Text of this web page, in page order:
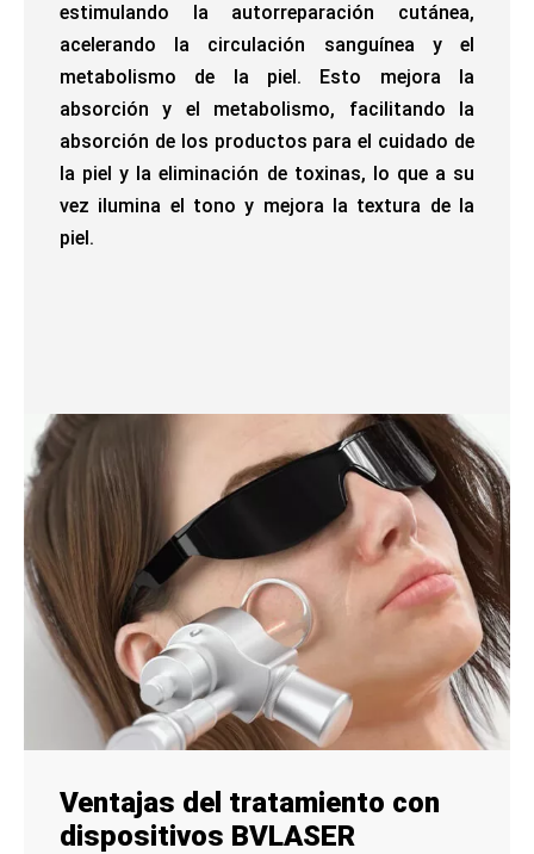
estimulando la autorreparación cutánea,
acelerando la circulación sanguínea y el
metabolismo de la piel. Esto mejora la
absorción y el metabolismo, facilitando la
absorción de los productos para el cuidado de
la piel y la eliminación de toxinas, lo que a su
vez ilumina el tono y mejora la textura de la
piel.
Ventajas del tratamiento con
dispositivos BVLASER